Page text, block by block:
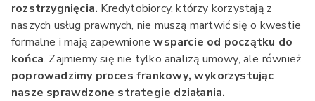
rozstrzygnięcia. Kredytobiorcy, którzy korzystają z
naszych usług prawnych, nie muszą martwić się o kwestie
formalne i mają zapewnionewsparcie od początku do
końca. Zajmiemy się nie tylko analizą umowy, ale również
poprowadzimy proces frankowy, wykorzystując
nasze sprawdzone strategie działania.